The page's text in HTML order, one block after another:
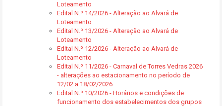
Loteamento
Edital N.º 14/2026 - Alteração ao Alvará de
Loteamento
Edital N.º 13/2026 - Alteração ao Alvará de
Loteamento
Edital N.º 12/2026 - Alteração ao Alvará de
Loteamento
Edital N.º 11/2026 - Carnaval de Torres Vedras 2026
- alterações ao estacionamento no período de
12/02 a 18/02/2026
Edital N.º 10/2026 - Horários e condições de
funcionamento dos estabelecimentos dos grupos